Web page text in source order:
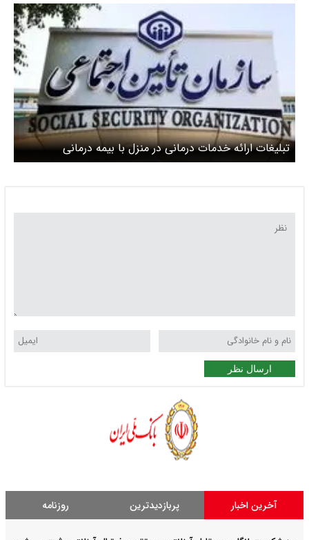
تبلیغات ارائه خدمات درمانی در منزل با بیمه درمانی
کلاهبرداری است
ارسال نظر
آخرین اخبار پربازدیدترین روزنامه